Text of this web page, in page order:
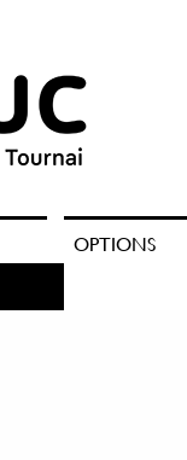
OPTIONS